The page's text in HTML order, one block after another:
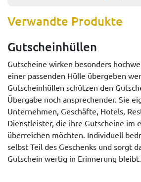
Verwandte Produkte
Gutscheinhüllen
Gutscheine wirken besonders
einer passenden Hülle übergeben
Gutscheinhüllen schützen den
Übergabe noch ansprechender. Sie
Unternehmen, Geschäfte, Hotels,
Dienstleister, die ihre Gutscheine im
überreichen möchten. Individuell
selbst Teil des Geschenks und sorgt
Gutschein wertig in Erinnerung bleibt.